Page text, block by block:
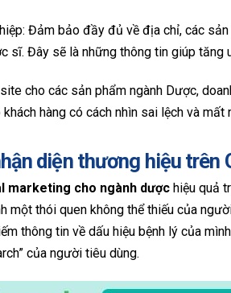
Đảm bảo đầy đủ về địa chỉ, các
sĩ. Đây sẽ là những thông tin giúp tăng
cho các sản phẩm ngành Dược,
hàng có cách nhìn sai lệch và mất
diện thương hiệu trên
marketing cho ngành dược hiệu quả
một thói quen không thể thiếu của
thông tin về dấu hiệu bệnh lý của
của người tiêu dùng.